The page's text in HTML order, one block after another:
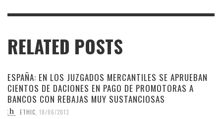
RELATED POSTS
ESPAÑA: EN LOS JUZGADOS MERCANTILES SE APRUEBAN
CIENTOS DE DACIONES EN PAGO DE PROMOTORAS A
BANCOS CON REBAJAS MUY SUSTANCIOSAS
ETHIC 18/06/2013